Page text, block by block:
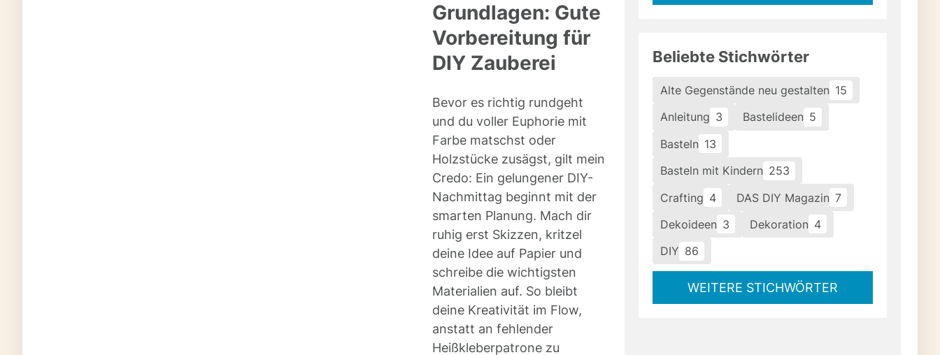
Grundlagen: Gute
Vorbereitung für
DIY Zauberei
Bevor es richtig rundgeht
und du voller Euphorie mit
Farbe matschst oder
Holzstücke zusägst, gilt mein
Credo: Ein gelungener DIY-
Nachmittag beginnt mit der
smarten Planung. Mach dir
ruhig erst Skizzen, kritzel
deine Idee auf Papier und
schreibe die wichtigsten
Materialien auf. So bleibt
deine Kreativität im Flow,
anstatt an fehlender
Heißkleberpatrone zu
Beliebte Stichwörter
Alte Gegenstände neu gestalten 15
Anleitung 3 Bastelideen 5
Basteln 13
Basteln mit Kindern 253
Crafting 4 DAS DIY Magazin 7
Dekoideen 3 Dekoration 4
DIY 86
WEITERE STICHWÖRTER